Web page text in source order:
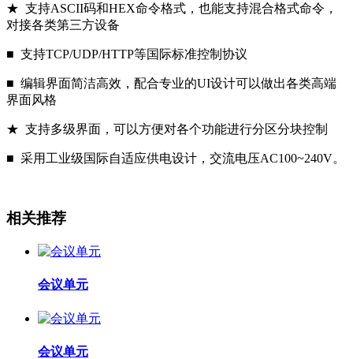
★ 支持ASCII码和HEX命令格式，也能支持混合格式命令，
对接各类第三方设备
■ 支持TCP/UDP/HTTP等国际标准控制协议
■ 编辑界面简洁高效，配合专业的UI设计可以做出各类高端
界面风格
★ 支持多级界面，可以方便对各个功能进行分区分块控制
■ 采用工业级国际自适应供电设计，交流电压AC100~240V。
相关推荐
会议单元
会议单元